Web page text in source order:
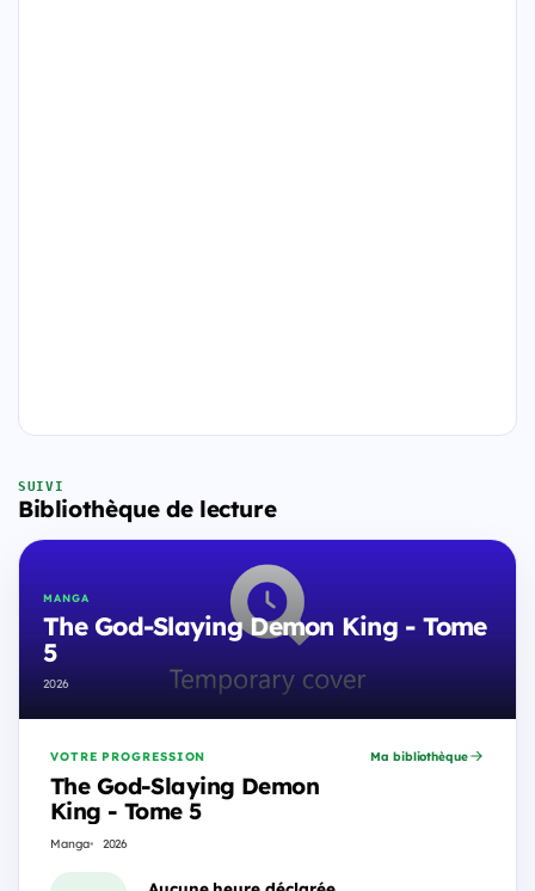
SUIVI
Bibliothèque de lecture
MANGA
The God-Slaying Demon King - Tome
5
2026
VOTRE PROGRESSION
The God-Slaying Demon
King - Tome 5
Manga 2026
Ma bibliothèque